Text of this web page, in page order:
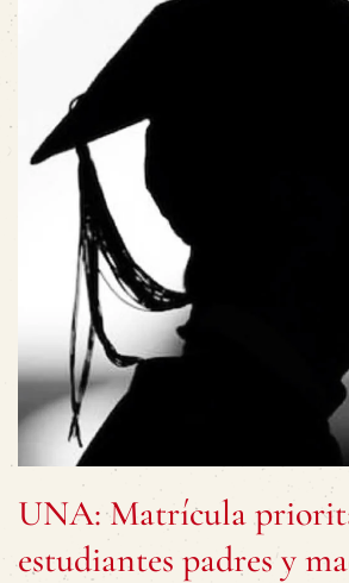
UNA: Matrícula
estudiantes padres y